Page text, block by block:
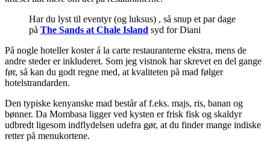
Har du lyst til eventyr (og luksus) , så snup et par dage
på The Sands at Chale Island syd for Diani
På nogle hoteller koster á la carte restauranterne ekstra, mens de
andre steder er inkluderet. Som jeg vistnok har skrevet en del gange
før, så kan du godt regne med, at kvaliteten på mad følger
hotelstrandarden.
Den typiske kenyanske mad består af f.eks. majs, ris, banan og
bønner. Da Mombasa ligger ved kysten er frisk fisk og skaldyr
udbredt ligesom indflydelsen udefra gør, at du finder mange indiske
retter på menukortene.